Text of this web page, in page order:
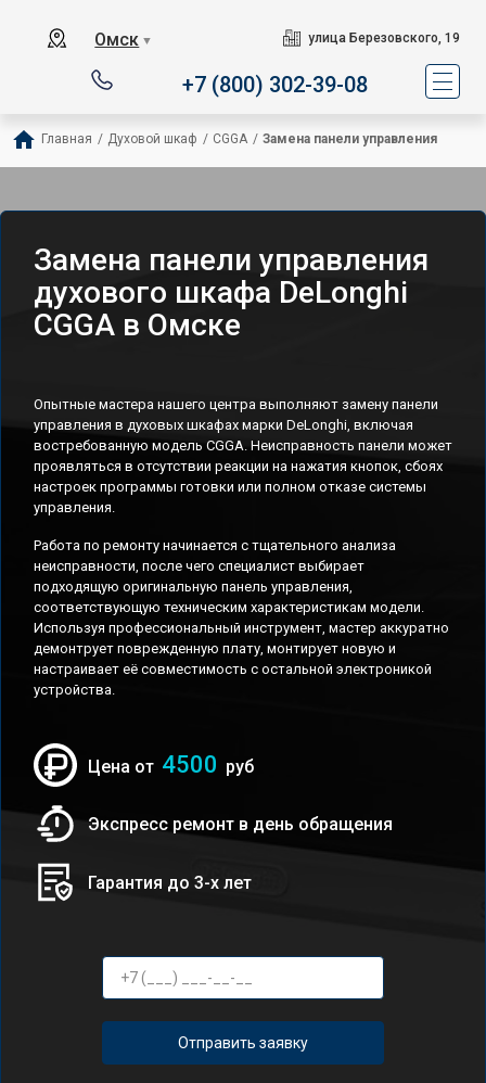
Омск ▼ улица Березовского, 19
+7 (800) 302-39-08
Главная / Духовой шкаф / CGGA / Замена панели управления
Замена панели управления
духового шкафа DeLonghi
CGGA в Омске
Опытные мастера нашего центра выполняют замену панели
управления в духовых шкафах марки DeLonghi, включая
востребованную модель CGGA. Неисправность панели может
проявляться в отсутствии реакции на нажатия кнопок, сбоях
настроек программы готовки или полном отказе системы
управления.
Работа по ремонту начинается с тщательного анализа
неисправности, после чего специалист выбирает
подходящую оригинальную панель управления,
соответствующую техническим характеристикам модели.
Используя профессиональный инструмент, мастер аккуратно
демонтрует поврежденную плату, монтирует новую и
настраивает её совместимость с остальной электроникой
устройства.
Цена от 4500 руб
Экспресс ремонт в день обращения
Гарантия до 3-х лет
Отправить заявку